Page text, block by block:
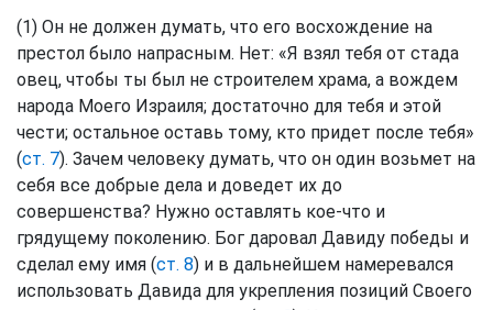
(1) Он не должен думать, что его восхождение на
престол было напрасным. Нет: «Я взял тебя от стада
овец, чтобы ты был не строителем храма, а вождем
народа Моего Израиля; достаточно для тебя и этой
чести; остальное оставь тому, кто придет после тебя»
(ст. 7). Зачем человеку думать, что он один возьмет на
себя все добрые дела и доведет их до
совершенства? Нужно оставлять кое-что и
грядущему поколению. Бог даровал Давиду победы и
сделал ему имя (ст. 8) и в дальнейшем намеревался
использовать Давида для укрепления позиций Своего